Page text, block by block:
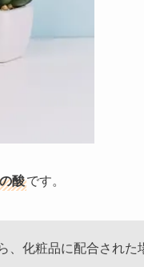
酸です。
、化粧品に配合された